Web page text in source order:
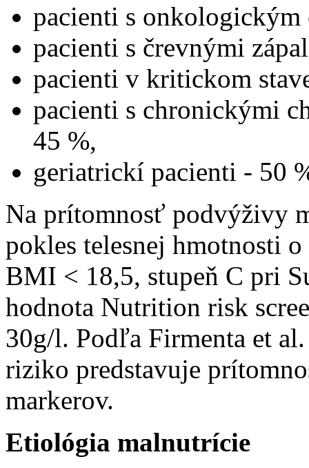
pacienti s
pacienti s črevnými
pacienti v kritickom
pacienti s chronickými
45 %,
geriatrickí pacienti - 50
Na prítomnosť podvýživy
pokles telesnej hmotnosti
BMI ˂ 18,5, stupeň C pri
hodnota Nutrition risk
30g/l. Podľa Firmenta et
riziko predstavuje
markerov.
Etiológia malnutrície